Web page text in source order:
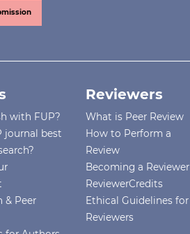
with FUP?
journal best
& Peer
Reviewers
What is Peer Review
How to Perform a
Review
Becoming a Reviewer
ReviewerCredits
Ethical Guidelines for
Reviewers